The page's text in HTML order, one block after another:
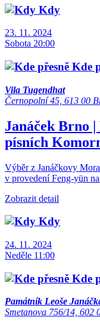
Kdy
23. 11. 2024
Sobota 20:00
Kde
Vila Tugendhat
Černopolní 45, 613 00
Janáček Brno
písních
Výběr z Janáčkovy
v provedení Feng-yün
Zobrazit detail
Kdy
24. 11. 2024
Neděle 11:00
Kde
Památník Leoše
Smetanova 756/14, 602